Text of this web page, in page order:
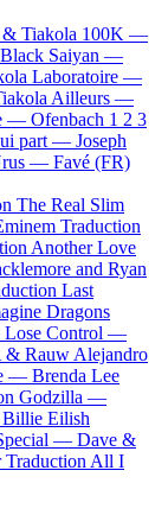
Tiakola 100K —
Saiyan —
Laboratoire —
Ailleurs —
— Ofenbach 1 2 3
part — Joseph
— Favé (FR)
The Real Slim
Traduction
Another Love
and Ryan
Last
Dragons
Lose Control —
Rauw Alejandro
— Brenda Lee
Godzilla —
Billie Eilish
— Dave &
Traduction All I